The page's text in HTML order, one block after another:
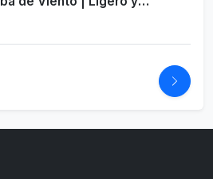
102cm Diámetro